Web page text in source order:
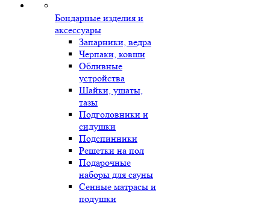
Бондарные изделия и
аксессуары
Запарники, ведра
Черпаки, ковши
Обливные
устройства
Шайки, ушаты,
тазы
Подголовники и
сидушки
Подспинники
Решетки на пол
Подарочные
наборы для сауны
Сенные матрасы и
подушки